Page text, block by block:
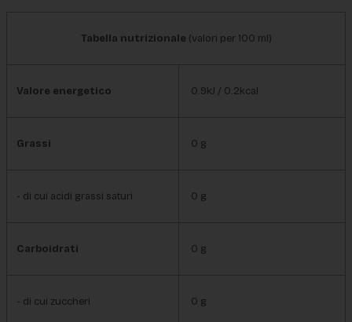
Tabella nutrizionale (valori per 100 ml)
Valore energetico 0.9kJ / 0.2kcal
Grassi 0 g
- di cui acidi grassi saturi 0 g
Carboidrati 0 g
- di cui zuccheri 0 g